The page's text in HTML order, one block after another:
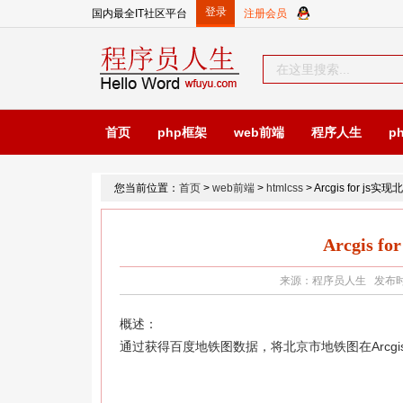
国内最全IT社区平台
首页 php框架 web前端 程序人生
您当前位置： 首页 > web前端 > htmlcss > Arcgis for js实现
Arcgis
来源：程序员人生 发布
概述：
通过获得百度地铁图数据，将北京市地铁图在